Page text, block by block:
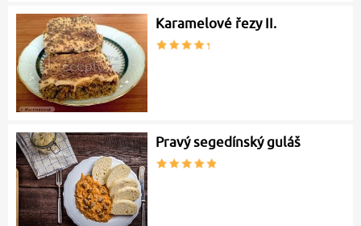
Karamelové řezy II.
Pravý segedínský guláš